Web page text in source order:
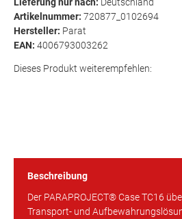
Lieferung nur nach: Deutschland
Artikelnummer: 720877_0102694
Hersteller: Parat
EAN: 4006793003262
Dieses Produkt weiterempfehlen:
Beschreibung
Der PARAPROJECT® Case TC16
Transport- und